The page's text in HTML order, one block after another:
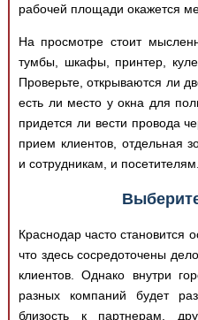
рабочей площади окажется
На просмотре стоит
тумбы, шкафы, принтер,
Проверьте, открываются ли
есть ли место у окна для
придется ли вести провода
прием клиентов, отдельная
и сотрудникам, и посетителям.
Краснодар часто становится
что здесь сосредоточены
клиентов. Однако внутри
разных компаний будет
близость к партнерам,